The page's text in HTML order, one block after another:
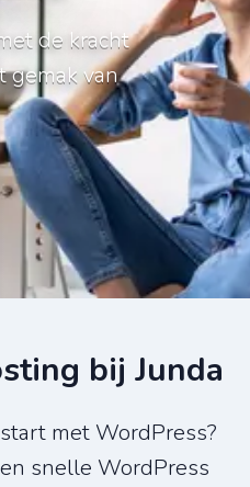
de kracht
gemak van
bij Junda
met WordPress?
snelle WordPress